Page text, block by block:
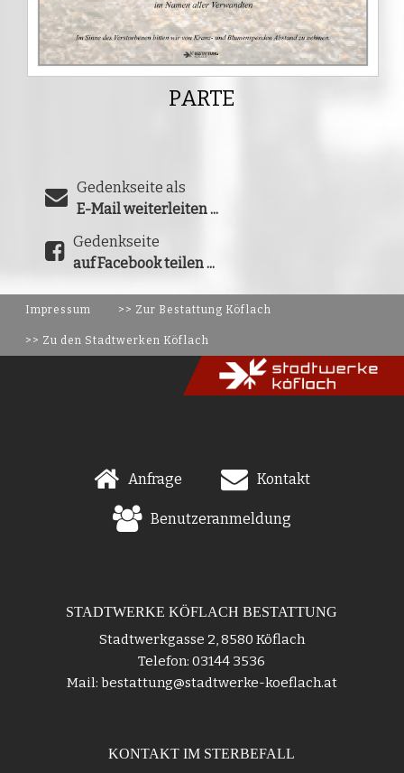
PARTE
Gedenkseite als
E-Mail weiterleiten ...
Gedenkseite
auf Facebook teilen ...
Impressum >> Zur Bestattung Köflach
>> Zu den Stadtwerken Köflach
Anfrage Kontakt
Benutzeranmeldung
STADTWERKE KÖFLACH BESTATTUNG
Stadtwerkgasse 2, 8580 Köflach
Telefon: 03144 3536
Mail: bestattung@stadtwerke-koeflach.at
KONTAKT IM STERBEFALL